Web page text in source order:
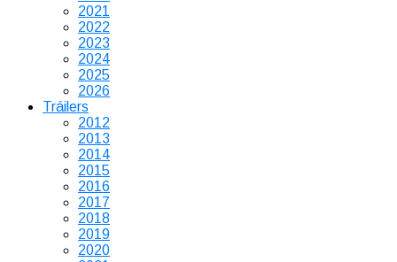
2021
2022
2023
2024
2025
2026
Tráilers
2012
2013
2014
2015
2016
2017
2018
2019
2020